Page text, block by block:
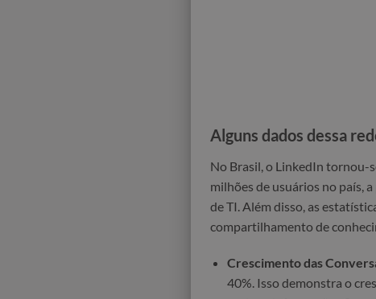
Alguns dados dessa
No Brasil, o LinkedIn tornou-
milhões de usuários no país,
de TI. Além disso, as
compartilhamento de
Crescimento das
40%. Isso demonstra o